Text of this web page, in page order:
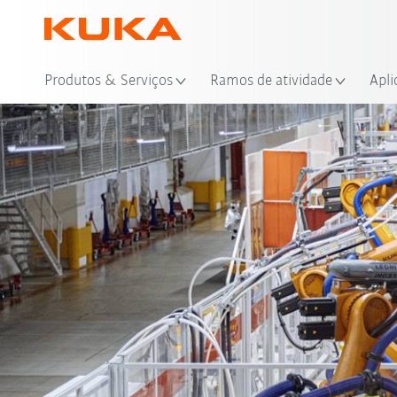
Produtos & Serviços Ramos de atividade